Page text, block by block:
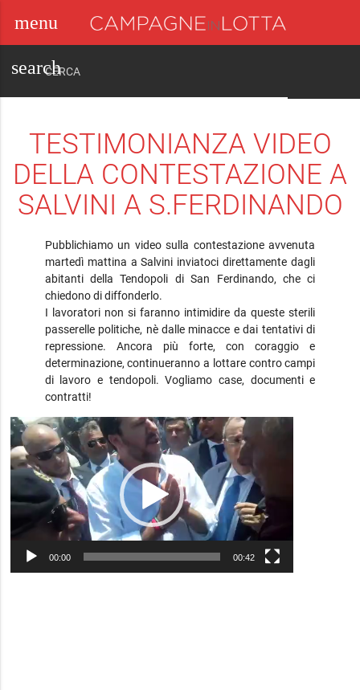
menu
search
TESTIMONIANZA VIDEO
DELLA CONTESTAZIONE A
SALVINI A S.FERDINANDO
Pubblichiamo un video sulla contestazione avvenuta
martedì mattina a Salvini inviatoci direttamente dagli
abitanti della Tendopoli di San Ferdinando, che ci
chiedono di diffonderlo.
I lavoratori non si faranno intimidire da queste sterili
passerelle politiche, nè dalle minacce e dai tentativi di
repressione. Ancora più forte, con coraggio e
determinazione, continueranno a lottare contro campi
di lavoro e tendopoli. Vogliamo case, documenti e
contratti!
Video
Player
00:00 00:42